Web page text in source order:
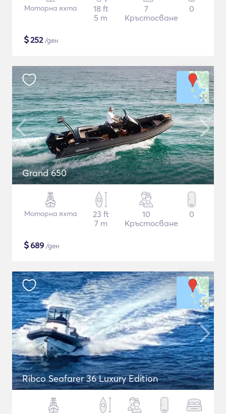
Моторна яхта
18 ft
5 m
7
Кръстосване
0
$252/ден
Grand 650
Моторна яхта
23 ft
7 m
10
Кръстосване
0
$689 /ден
Ribco Seafarer 36 Luxury Edition